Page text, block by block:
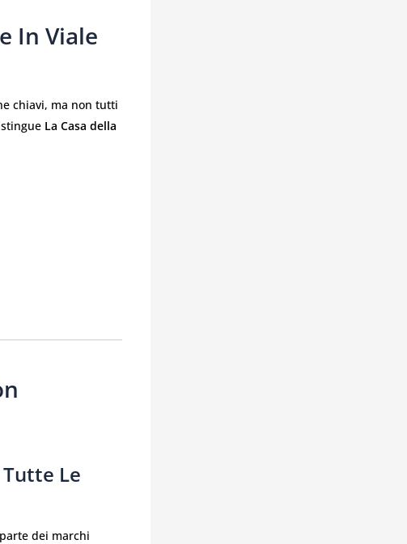
In Viale
chiavi, ma non tutti
La Casa della
Le
dei marchi